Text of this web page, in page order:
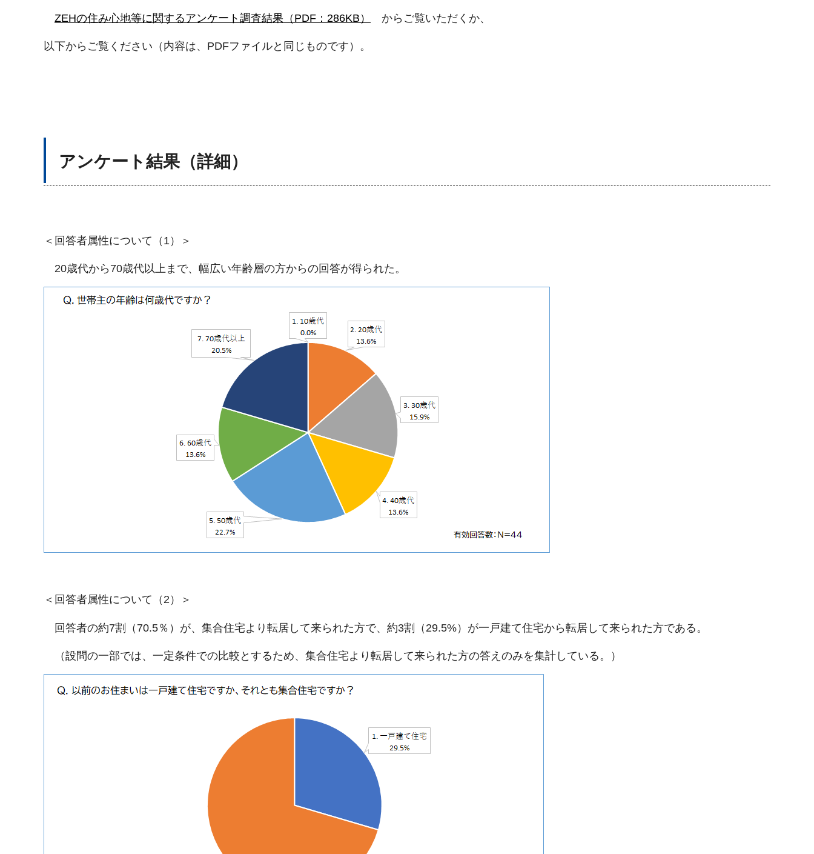
ZEHの住み心地等に関するアンケート調査結果（PDF：286KB） からご覧いただくか、
以下からご覧ください（内容は、PDFファイルと同じものです）。
アンケート結果（詳細）
＜回答者属性について（1）＞
20歳代から70歳代以上まで、幅広い年齢層の方からの回答が得られた。
＜回答者属性について（2）＞
回答者の約7割（70.5％）が、集合住宅より転居して来られた方で、約3割（29.5%）が一戸建て住宅から転居して来られた方である。
（設問の一部では、一定条件での比較とするため、集合住宅より転居して来られた方の答えのみを集計している。）